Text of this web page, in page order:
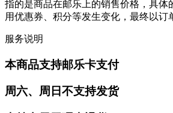
指的是商品在邮乐上的销售价格，具体
用优惠券、积分等发生变化，最终以订
服务说明
本商品支持邮乐卡支付
周六、周日不支持发货